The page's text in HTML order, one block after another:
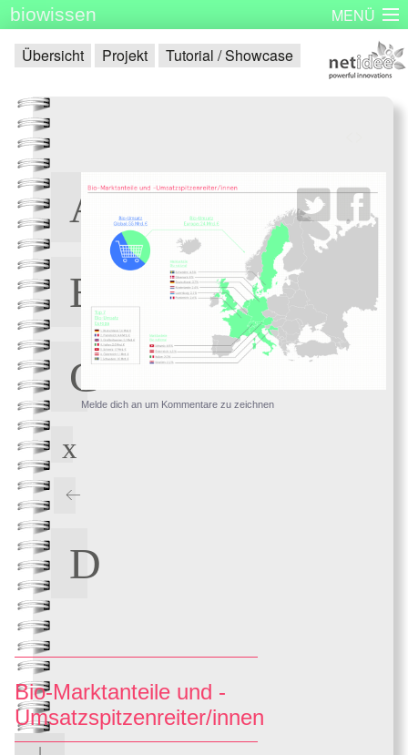
biowissen MENÜ
Startseite Skizzenbücher Plakatserie Dinge
Impressum
Übersicht Projekt Tutorial / Showcase
Melde dich an um Kommentare zu zeichnen
Bio-Marktanteile und -
Umsatzspitzenreiter/innen